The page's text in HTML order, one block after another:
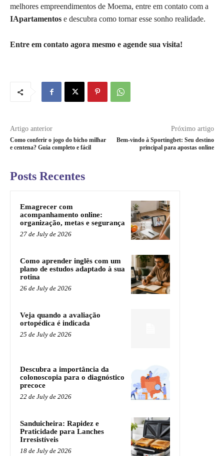
melhores empreendimentos de Moema, entre em contato com a
IApartamentos e descubra como tornar esse sonho realidade.
Entre em contato agora mesmo e agende sua visita!
Artigo anterior
Como conferir o jogo do bicho milhar
e centena? Guia completo e fácil
Próximo artigo
Bem-vindo à Sportingbet: Seu destino
principal para apostas online
Posts Recentes
Emagrecer com
acompanhamento online:
organização, metas e segurança
27 de July de 2026
Como aprender inglês com um
plano de estudos adaptado à sua
rotina
26 de July de 2026
Veja quando a avaliação
ortopédica é indicada
25 de July de 2026
Descubra a importância da
colonoscopia para o diagnóstico
precoce
22 de July de 2026
Sanduicheira: Rapidez e
Praticidade para Lanches
Irresistíveis
18 de July de 2026